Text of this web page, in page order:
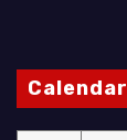
Calendar